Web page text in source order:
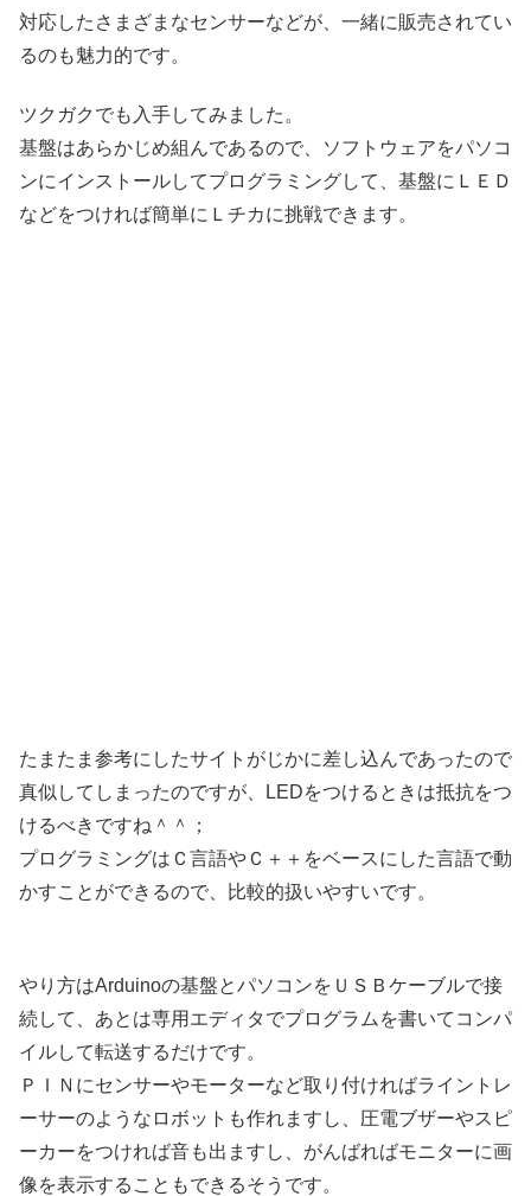
対応したさまざまなセンサーなどが、一緒に販売されてい
るのも魅力的です。
ツクガクでも入手してみました。
基盤はあらかじめ組んであるので、ソフトウェアをパソコ
ンにインストールしてプログラミングして、基盤にＬＥＤ
などをつければ簡単にＬチカに挑戦できます。
たまたま参考にしたサイトがじかに差し込んであったので
真似してしまったのですが、LEDをつけるときは抵抗をつ
けるべきですね＾＾；
プログラミングはＣ言語やＣ＋＋をベースにした言語で動
かすことができるので、比較的扱いやすいです。
やり方はArduinoの基盤とパソコンをＵＳＢケーブルで接
続して、あとは専用エディタでプログラムを書いてコンパ
イルして転送するだけです。
ＰＩＮにセンサーやモーターなど取り付ければライントレ
ーサーのようなロボットも作れますし、圧電ブザーやスピ
ーカーをつければ音も出ますし、がんばればモニターに画
像を表示することもできるそうです。